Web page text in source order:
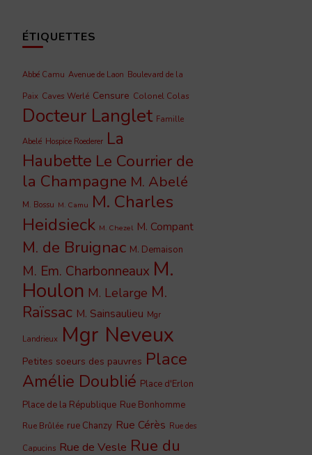
ÉTIQUETTES
Abbé Camu Avenue de Laon Boulevard de la
Paix Caves Werlé Censure Colonel Colas
Docteur Langlet Famille
Abelé Hospice Roederer La
Haubette Le Courrier de
la Champagne M. Abelé
M. Bossu M. Camu M. Charles
Heidsieck M. Chezel M. Compant
M. de Bruignac M. Demaison
M. Em. Charbonneaux M.
Houlon M. Lelarge M.
Raïssac M. Sainsaulieu Mgr
Landrieux Mgr Neveux
Petites soeurs des pauvres Place
Amélie Doublié Place d'Erlon
Place de la République Rue Bonhomme
Rue Brûlée rue Chanzy Rue Cérès Rue des
Capucins Rue de Vesle Rue du